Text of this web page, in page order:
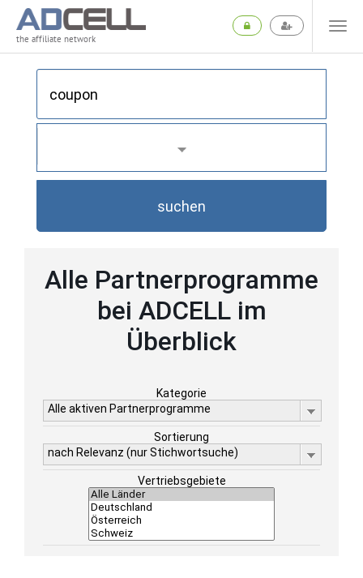
the affiliate network
suchen
Alle Partnerprogramme
bei ADCELL im
Überblick
Kategorie
Alle aktiven Partnerprogramme
Sortierung
nach Relevanz (nur Stichwortsuche)
Vertriebsgebiete